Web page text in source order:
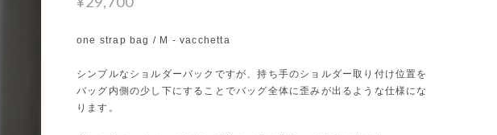
one strap bag / M - vacchetta
シンプルなショルダーバックですが、持ち手のショルダー取り付け位置を
バッグ内側の少し下にすることでバッグ全体に歪みが出るような仕様にな
ります。